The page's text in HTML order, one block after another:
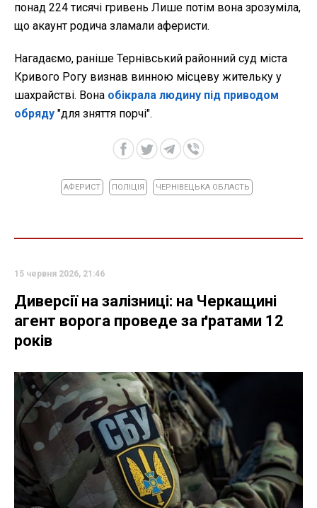
понад 224 тисячі гривень Лише потім вона зрозуміла,
що акаунт родича зламали аферисти.
Нагадаємо, раніше Тернівський районний суд міста
Кривого Рогу визнав винною місцеву жительку у
шахрайстві. Вона обікрала людину під приводом
обряду "для зняття порчі".
АФЕРИСТ ПОЛІЦІЯ ЧЕРНІВЕЦЬКА ОБЛАСТЬ
15 червня 2026, 21:46
Диверсії на залізниці: на Черкащині
агент ворога проведе за ґратами 12
років